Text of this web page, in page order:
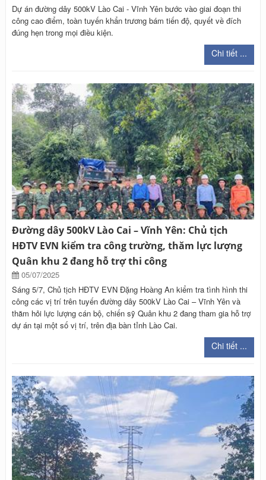
Dự án đường dây 500kV Lào Cai - Vĩnh Yên bước vào giai đoạn thi
công cao điểm, toàn tuyến khẩn trương bám tiến độ, quyết về đích
đúng hẹn trong mọi điều kiện.
Chi tiết ...
Đường dây 500kV Lào Cai – Vĩnh Yên: Chủ tịch
HĐTV EVN kiểm tra công trường, thăm lực lượng
Quân khu 2 đang hỗ trợ thi công
05/07/2025
Sáng 5/7, Chủ tịch HĐTV EVN Đặng Hoàng An kiểm tra tình hình thi
công các vị trí trên tuyến đường dây 500kV Lào Cai – Vĩnh Yên và
thăm hỏi lực lượng cán bộ, chiến sỹ Quân khu 2 đang tham gia hỗ trợ
dự án tại một số vị trí, trên địa bàn tỉnh Lào Cai.
Chi tiết ...